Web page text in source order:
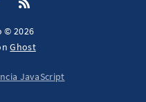
© 2026
Ghost
JavaScript